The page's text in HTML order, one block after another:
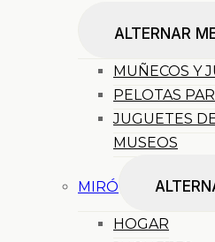
ALTERNAR
MUÑECOS Y
PELOTAS
JUGUETES
MUSEOS
MIRÓ
HOGAR